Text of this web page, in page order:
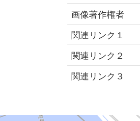
画像著作権者
関連リンク１
関連リンク２
関連リンク３